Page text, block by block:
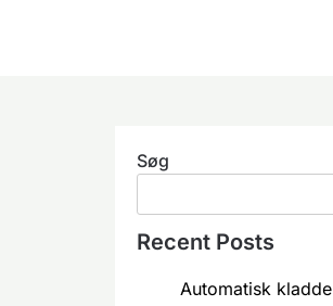
Søg
Recent Posts
Automatisk kladde